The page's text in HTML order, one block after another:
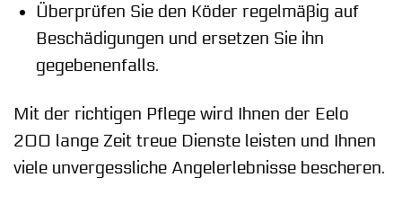
Überprüfen Sie den Köder regelmäßig auf
Beschädigungen und ersetzen Sie ihn
gegebenenfalls.
Mit der richtigen Pflege wird Ihnen der Eelo
200 lange Zeit treue Dienste leisten und Ihnen
viele unvergessliche Angelerlebnisse bescheren.